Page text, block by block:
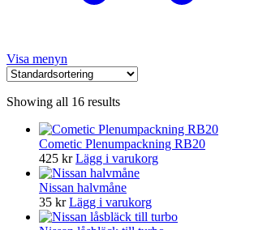
Visa menyn
Showing all 16 results
Cometic Plenumpackning RB20
425 kr Lägg i varukorg
Nissan halvmåne
35 kr Lägg i varukorg